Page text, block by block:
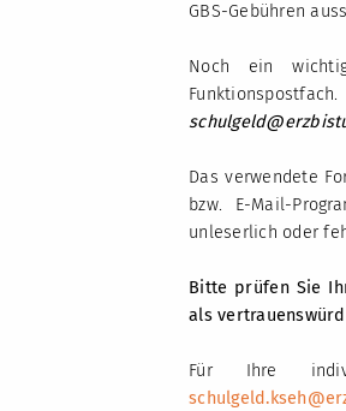
GBS-Gebühren
Noch ein
Das verwendete
bzw. E-Mail-
unleserlich oder
Bitte prüfen Sie
als
Für Ihre
schulgeld.kseh